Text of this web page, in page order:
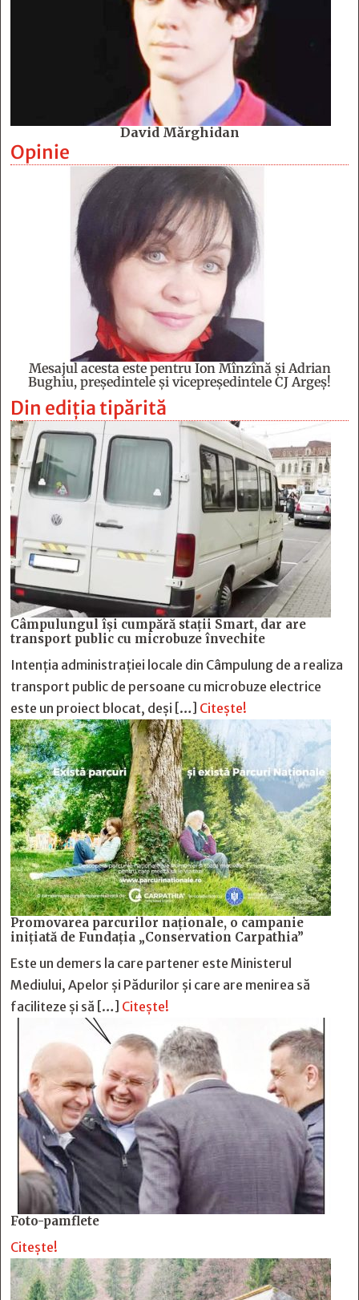
David Mărghidan
Opinie
Mesajul acesta este pentru Ion Mînzînă şi Adrian
Bughiu, preşedintele şi vicepreşedintele CJ Argeş!
Din ediția tipărită
Câmpulungul îşi cumpără staţii Smart, dar are
transport public cu microbuze învechite
Intenția administrației locale din Câmpulung de a realiza
transport public de persoane cu microbuze electrice
este un proiect blocat, deși […] Citește!
Promovarea parcurilor naționale, o campanie
inițiată de Fundația „Conservation Carpathia”
Este un demers la care partener este Ministerul
Mediului, Apelor și Pădurilor și care are menirea să
faciliteze și să […] Citește!
Foto-pamflete
Citește!